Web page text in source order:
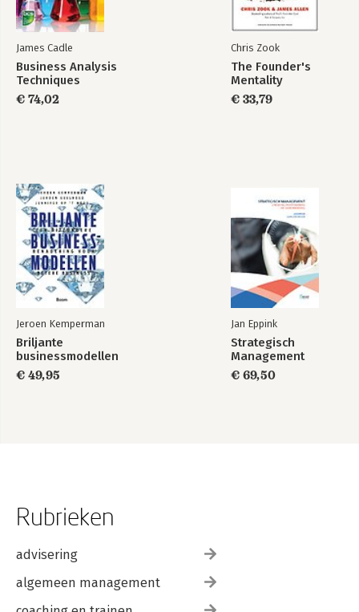
James Cadle
Business Analysis
Techniques
€ 74,02
Chris Zook
The Founder's
Mentality
€ 33,79
Jeroen Kemperman
Briljante
businessmodellen
€ 49,95
Jan Eppink
Strategisch
Management
€ 69,50
Rubrieken
advisering
algemeen management